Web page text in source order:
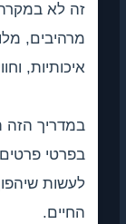
זה לא
מרהיבים,
איכותיות,
במדריך הזה
בפרטי
לעשות
החיים.